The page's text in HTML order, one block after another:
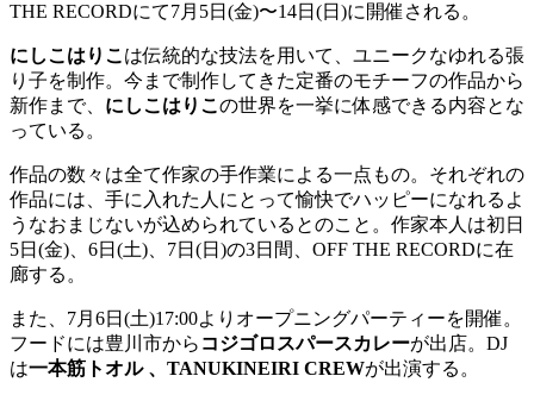
THE RECORDにて7月5日(金)〜14日(日)に開催される。
にしこはりこ は伝統的な技法を用いて、ユニークなゆれる張
り子を制作。今まで制作してきた定番のモチーフの作品から
新作まで、 にしこはりこ の世界を一挙に体感できる内容とな
っている。
作品の数々は全て作家の手作業による一点もの。それぞれの
作品には、手に入れた人にとって愉快でハッピーになれるよ
うなおまじないが込められているとのこと。作家本人は初日
5日(金)、6日(土)、7日(日)の3日間、OFF THE RECORDに在
廊する。
また、7月6日(土)17:00よりオープニングパーティーを開催。
フードには豊川市から コジゴロスパースカレーが出店。DJ
は一本筋トオル 、TANUKINEIRI CREWが出演する。